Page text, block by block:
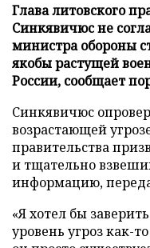
Глава литовского
Синкявичюс не
министра обороны
якобы растущей
России, сообщает
Синкявичюс
возрастающей
правительства
и тщательно
информацию,
«Я хотел бы
уровень угроз как-